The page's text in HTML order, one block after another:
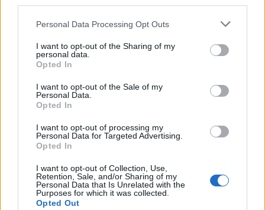
Please note that this website/app uses one or more Google
not limited to your visit or usage behaviour. You may click to
grant or deny consent to Google and its third-party tags to
use your data for below specified purposes in below Google
consent section.
Personal Data Processing Opt Outs
I want to opt-out of the Sharing of my
personal data.
Opted In
I want to opt-out of the Sale of my
Personal Data.
Opted In
I want to opt-out of processing my
Personal Data for Targeted Advertising.
Opted In
I want to opt-out of Collection, Use,
Retention, Sale, and/or Sharing of my
Personal Data that Is Unrelated with the
Purposes for which it was collected.
Opted Out
2. Dembélé (Barcelona)
3. Budimir (Osasuna)
4. Lucas Vázquez (Real Madrid)
6. Sergi Guardiola (Rayo)
8. Rodrygo (Real Madrid)
9. Matheus Cunha (Atlético)
10. Papu Gómez (Sevilla)